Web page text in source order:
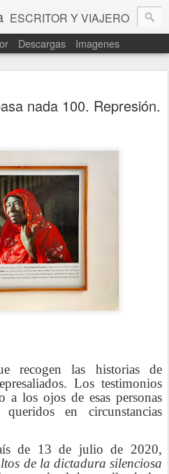
ESCRITOR Y VIAJERO
Descargas Imagenes
nada 100. Represión.
recogen las historias de
Los testimonios
a los ojos de esas personas
en circunstancias
de 13 de julio de 2020,
de la dictadura silenciosa